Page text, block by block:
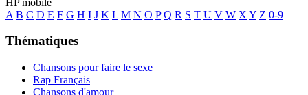
A B C D E F G H I J K L M N O P Q R S T U V W X Y Z 0-9
Thématiques
Chansons pour faire le sexe
Rap Français
Chansons d'amour